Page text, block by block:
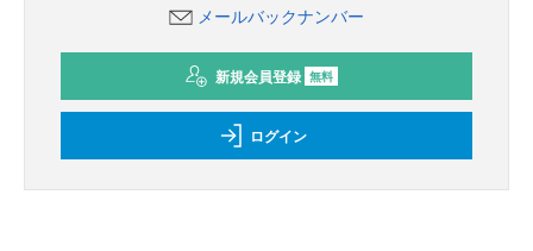
メールバックナンバー
新規会員登録 無料
ログイン